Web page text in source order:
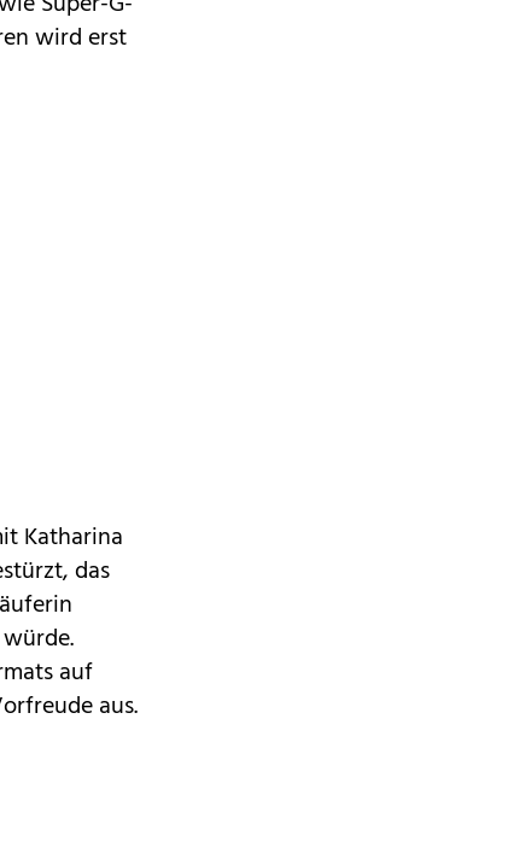
wird erst
Katharina
das
auf
aus.